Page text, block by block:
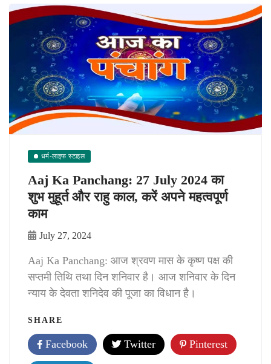
धर्म-लाइफ स्टाइल
Aaj Ka Panchang: 27 July 2024 का
शुभ मुहूर्त और राहु काल, करें अपने महत्वपूर्ण
काम
July 27, 2024
Aaj Ka Panchang: आज श्रवण मास के कृष्ण पक्ष की
सप्तमी तिथि तथा दिन शनिवार है। आज शनिवार के दिन
न्याय के देवता शनिदेव की पूजा का विधान है।
SHARE
Facebook Twitter Pinterest